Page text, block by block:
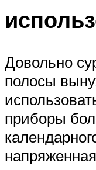
Довольно
полосы
приборы